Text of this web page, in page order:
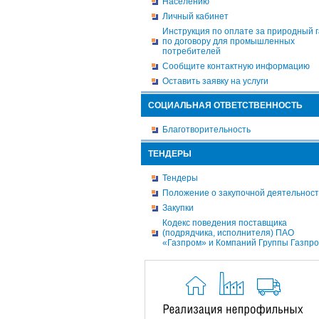
Личный кабинет
Инструкция по оплате за природный
по договору для промышленных
потребителей
Сообщите контактную информацию
Оставить заявку на услуги
СОЦИАЛЬНАЯ ОТВЕТСТВЕННОСТЬ
Благотворительность
ТЕНДЕРЫ
Тендеры
Положение о закупочной
Закупки
Кодекс поведения поставщика
(подрядчика, исполнителя) ПАО
«Газпром» и Компаний Группы